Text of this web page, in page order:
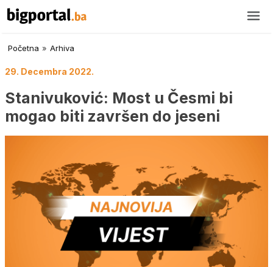
Početna » Arhiva
29. Decembra 2022.
Stanivuković: Most u Česmi bi
mogao biti završen do jeseni